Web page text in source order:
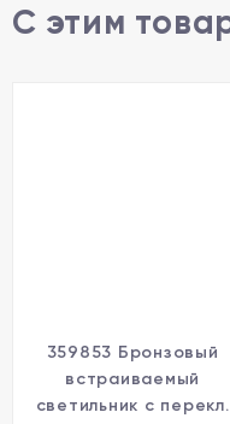
359853 Бронзовый
встраиваемый
светильник с перекл.